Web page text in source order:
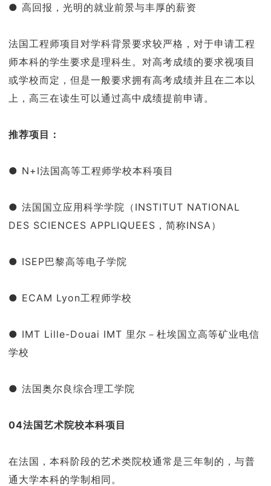
● 高回报，光明的就业前景与丰厚的薪资
法国工程师项目对学科背景要求较严格，对于申请工程
师本科的学生要求是理科生。对高考成绩的要求视项目
或学校而定，但是一般要求拥有高考成绩并且在二本以
上，高三在读生可以通过高中成绩提前申请。
推荐项目：
● N+I法国高等工程师学校本科项目
● 法国国立应用科学学院（INSTITUT NATIONAL
DES SCIENCES APPLIQUEES，简称INSA）
● ISEP巴黎高等电子学院
● ECAM Lyon工程师学校
● IMT Lille-Douai IMT 里尔－杜埃国立高等矿业电信
学校
● 法国奥尔良综合理工学院
04法国艺术院校本科项目
在法国，本科阶段的艺术类院校通常是三年制的，与普
通大学本科的学制相同。